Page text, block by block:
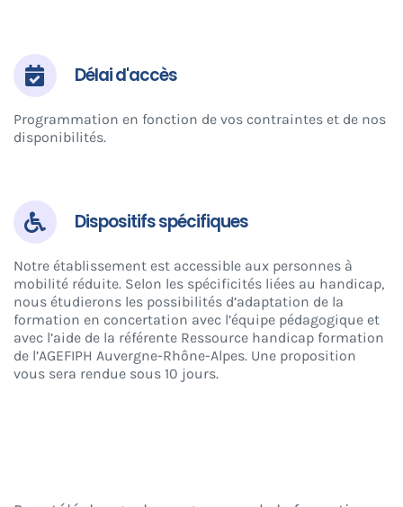
Délai d'accès
Programmation en fonction de vos contraintes et de nos
disponibilités.
Dispositifs spécifiques
Notre établissement est accessible aux personnes à
mobilité réduite. Selon les spécificités liées au handicap,
nous étudierons les possibilités d’adaptation de la
formation en concertation avec l’équipe pédagogique et
avec l’aide de la référente Ressource handicap formation
de l’AGEFIPH Auvergne-Rhône-Alpes. Une proposition
vous sera rendue sous 10 jours.